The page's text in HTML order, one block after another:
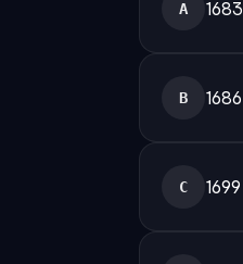
A 1683
B 1686
C 1699